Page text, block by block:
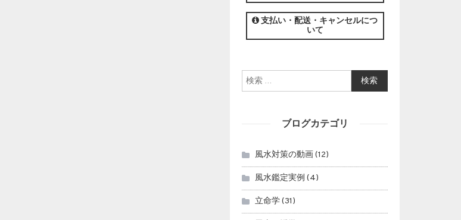
支払い・配送・キャンセルにつ
いて
検索:
ブログカテゴリ
風水対策の動画 (12)
風水鑑定実例 (4)
立命学(31)